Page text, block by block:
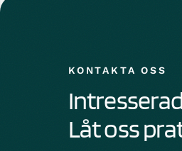
KONTAKTA OSS
Låt oss